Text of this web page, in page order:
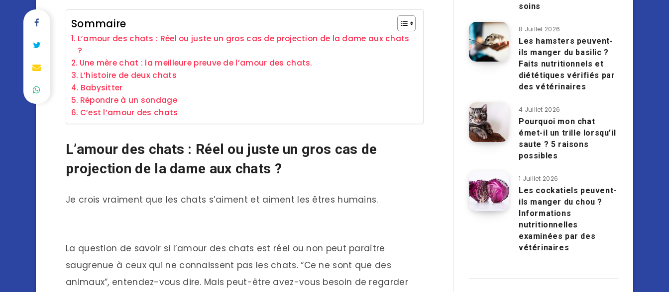
Sommaire
L’amour des chats : Réel ou juste un gros cas de projection de la dame aux chats
?
Une mère chat : la meilleure preuve de l’amour des chats.
L’histoire de deux chats
Babysitter
Répondre à un sondage
C’est l’amour des chats
L’amour des chats : Réel ou juste un gros cas de
projection de la dame aux chats ?
Je crois vraiment que les chats s’aiment et aiment les êtres humains.
La question de savoir si l’amour des chats est réel ou non peut paraître
saugrenue à ceux qui ne connaissent pas les chats. “Ce ne sont que des
animaux”, entendez-vous dire. Mais peut-être avez-vous besoin de regarder
soins
8 Juillet 2026
Les hamsters peuvent-
ils manger du basilic ?
Faits nutritionnels et
diététiques vérifiés par
des vétérinaires
4 Juillet 2026
Pourquoi mon chat
émet-il un trille lorsqu’il
saute ? 5 raisons
possibles
1 Juillet 2026
Les cockatiels peuvent-
ils manger du chou ?
Informations
nutritionnelles
examinées par des
vétérinaires